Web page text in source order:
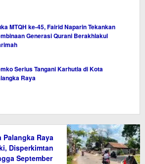
MTQH ke-45, Fairid Naparin Tekankan
Generasi Qurani Berakhlakul
Serius Tangani Karhutla di Kota
Raya
Palangka Raya
Disperkimtan
September